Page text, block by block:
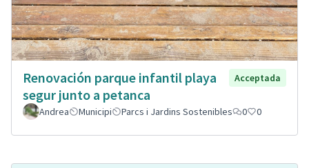
Renovación parque infantil playa
segur junto a petanca
Acceptada
Andrea Municipi Parcs i Jardins Sostenibles 0 0